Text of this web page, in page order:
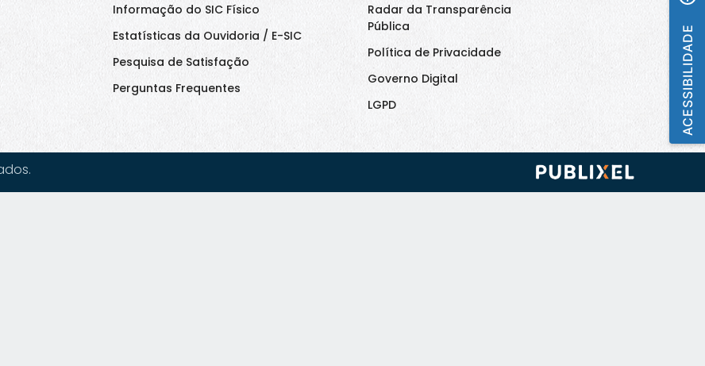
Informação do SIC Físico
Estatísticas da Ouvidoria / E-SIC
Pesquisa de Satisfação
Perguntas Frequentes
Radar da Transparência
Pública
Política de Privacidade
Governo Digital
LGPD
ACESSIBILIDADE